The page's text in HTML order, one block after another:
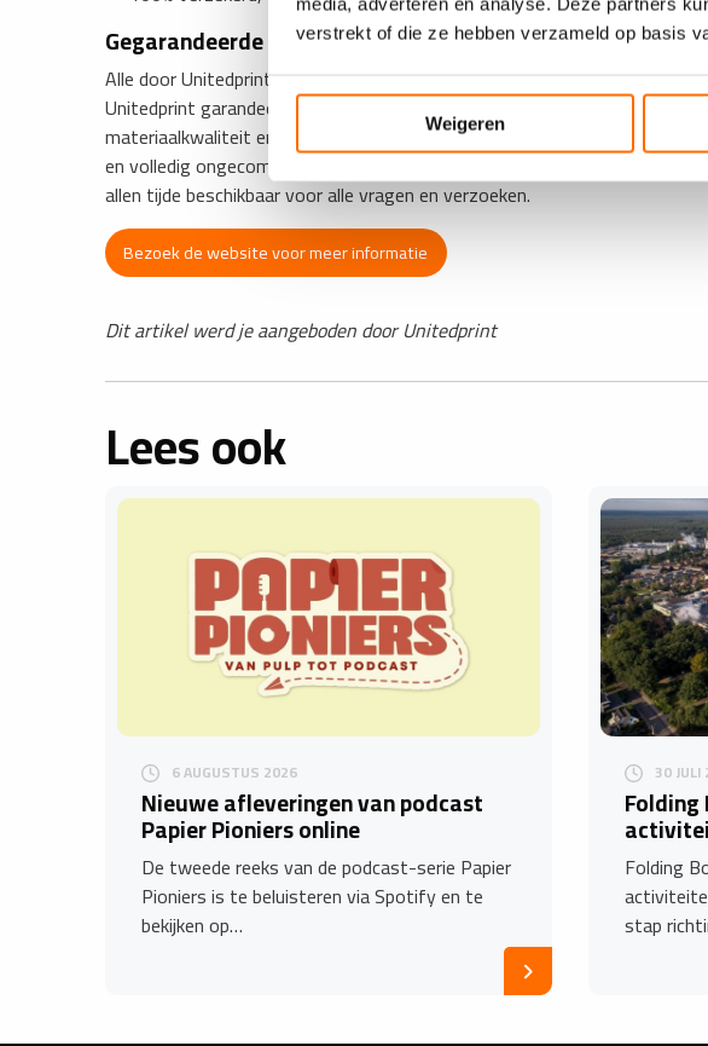
verstrekt of die ze hebben verzameld op basis
Weigeren
Gegarandeerde kwaliteit
Alle door Unitedprint aangeboden papieren zijn 100% PEFC-
Unitedprint garandeert bij alle verkochte papieren en drukplaten een
materiaalkwaliteit en een 100% betrouwbare levering. Geïnteresseerden
en volledig ongecompliceerde materiaaltesten uitvoeren.
allen tijde beschikbaar voor alle vragen en verzoeken.
Bezoek de website voor meer informatie
Dit artikel werd je aangeboden door Unitedprint
Lees ook
6 AUGUSTUS 2026
Nieuwe afleveringen van podcast
Papier Pioniers online
De tweede reeks van de podcast-serie Papier
Pioniers is te beluisteren via Spotify en te
bekijken op…
30
Folding
stap